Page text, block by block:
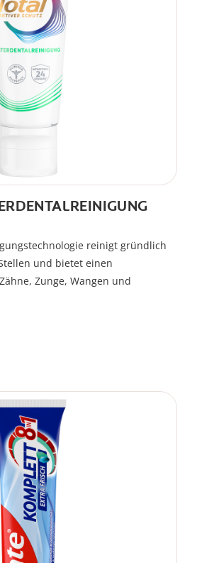
reinigt gründlich
und bietet einen
Zunge, Wangen und